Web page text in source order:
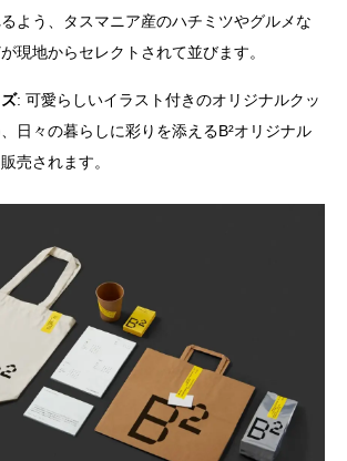
よう、タスマニア産のハチミツやグルメな
現地からセレクトされて並びます。
: 可愛らしいイラスト付きのオリジナルクッ
日々の暮らしに彩りを添えるB²オリジナル
売されます。